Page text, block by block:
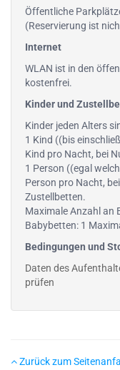
Öffentliche
(Reservierung ist
Internet
WLAN ist in den
kostenfrei.
Kinder und
Kinder jeden Alters
1 Kind ((bis
Kind pro Nacht, bei
1 Person ((egal
Person pro Nacht,
Zustellbetten.
Maximale Anzahl an
Babybetten: 1
Bedingungen und
Daten des
prüfen
Zurück zum